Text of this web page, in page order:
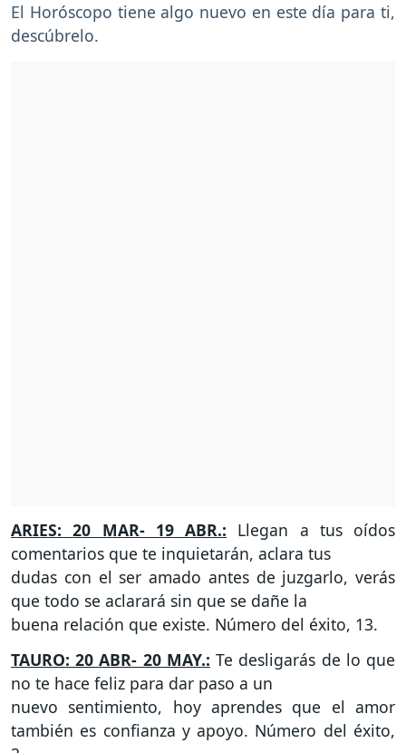
El Horóscopo tiene algo nuevo en este día para ti,
descúbrelo.
ARIES: 20 MAR- 19 ABR.: Llegan a tus oídos
comentarios que te inquietarán, aclara tus
dudas con el ser amado antes de juzgarlo, verás
que todo se aclarará sin que se dañe la
buena relación que existe. Número del éxito, 13.
TAURO: 20 ABR- 20 MAY.: Te desligarás de lo que
no te hace feliz para dar paso a un
nuevo sentimiento, hoy aprendes que el amor
también es confianza y apoyo. Número del éxito,